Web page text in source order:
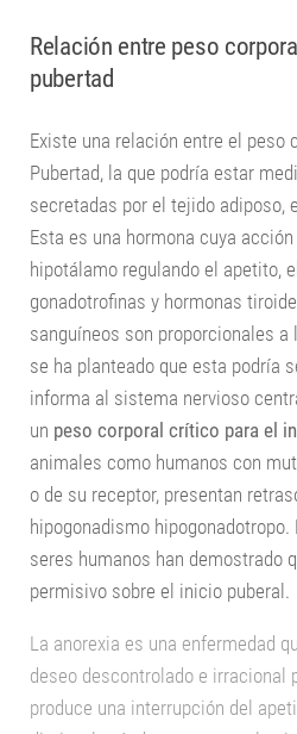
Relación entre peso
pubertad
Existe una relación entre el peso
Pubertad, la que podría estar
secretadas por el tejido adiposo,
Esta es una hormona cuya
hipotálamo regulando el apetito,
gonadotrofinas y hormonas
sanguíneos son proporcionales a
se ha planteado que esta podría
informa al sistema nervioso
un peso corporal crítico para el
animales como humanos con
o de su receptor, presentan
hipogonadismo
seres humanos han demostrado
permisivo sobre el inicio puberal.
La anorexia es una enfermedad
deseo descontrolado e irracional
produce una interrupción del